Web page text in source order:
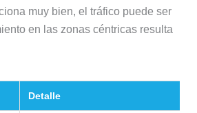
muy bien, el tráfico puede ser
en las zonas céntricas resulta
Detalle